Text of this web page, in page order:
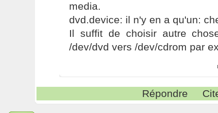
media.
dvd.device: il n'y en a qu'un:
Il suffit de choisir autre
/dev/dvd vers /dev/cdrom par
Répondre